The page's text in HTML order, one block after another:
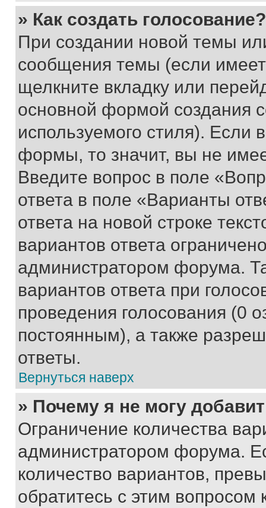
» Как создать голосование?
При создании новой темы
сообщения темы (если
щелкните вкладку или
основной формой создания
используемого стиля). Если
формы, то значит, вы не
Введите вопрос в поле
ответа в поле «Варианты
ответа на новой строке
вариантов ответа
администратором форума.
вариантов ответа при
проведения голосования (0
постоянным), а также
ответы.
Вернуться наверх
» Почему я не могу
Ограничение количества
администратором форума.
количество вариантов,
обратитесь с этим вопросом